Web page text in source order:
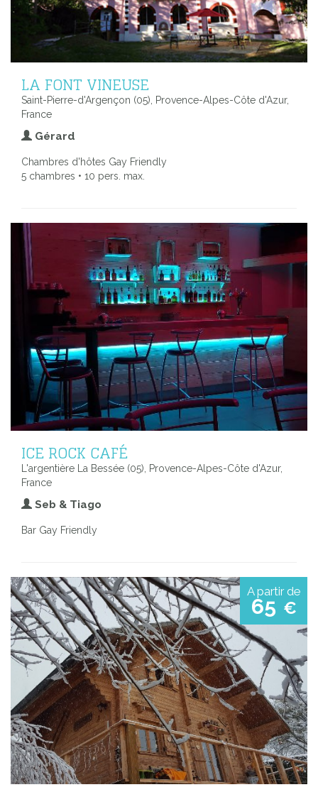
LA FONT VINEUSE
Saint-Pierre-d'Argençon (05), Provence-Alpes-Côte d'Azur,
France
Gérard
Chambres d'hôtes Gay Friendly
5 chambres • 10 pers. max.
ICE ROCK CAFÉ
L'argentière La Bessée (05), Provence-Alpes-Côte d'Azur,
France
Seb & Tiago
Bar Gay Friendly
A partir de
65 €